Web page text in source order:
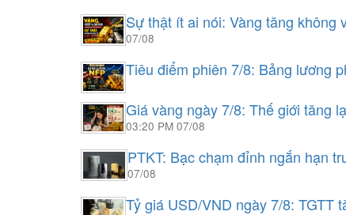
Sự thật ít ai nói: Vàng tăng không
07/08
Tiêu điểm phiên 7/8: Bảng lương
Giá vàng ngày 7/8: Thế giới tăng
03:20 PM 07/08
PTKT: Bạc chạm đỉnh ngắn hạn
07/08
Tỷ giá USD/VND ngày 7/8: TGTT